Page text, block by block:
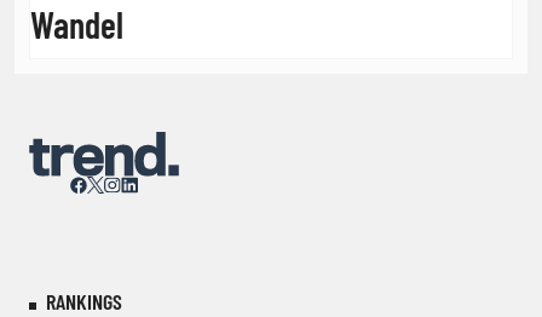
Wandel
RANKINGS